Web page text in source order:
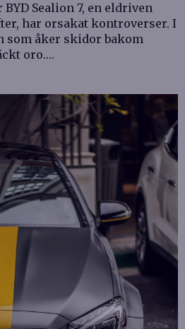
Sealion 7, en eldriven
har orsakat kontroverser. I
som åker skidor bakom
oro.…